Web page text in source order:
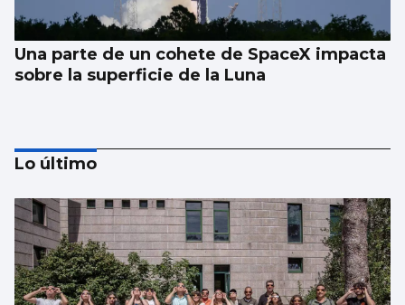
Una parte de un cohete de SpaceX impacta
sobre la superficie de la Luna
Lo último